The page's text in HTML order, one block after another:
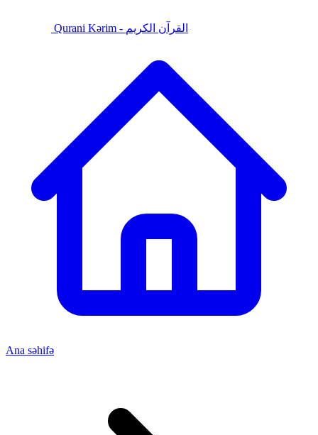
Qurani Kərim - القرآن الكريم
Ana səhifə